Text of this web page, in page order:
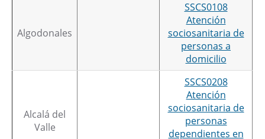
Algodonales
SSCS0108
Atención
sociosanitaria de
personas a
domicilio
Alcalá del
Valle
SSCS0208
Atención
sociosanitaria de
personas
dependientes en